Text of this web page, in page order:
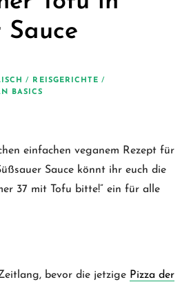
Sauce
/ REISGERICHTE /
BASICS
einfachen veganem Rezept für
Sauce könnt ihr euch die
37 mit Tofu bitte!” ein für alle
bevor die jetzige Pizza der